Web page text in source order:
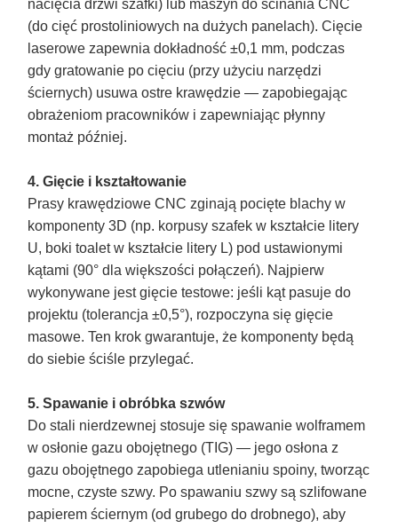
nacięcia drzwi szafki) lub maszyn do ścinania CNC
(do cięć prostoliniowych na dużych panelach). Cięcie
laserowe zapewnia dokładność ±0,1 mm, podczas
gdy gratowanie po cięciu (przy użyciu narzędzi
ściernych) usuwa ostre krawędzie — zapobiegając
obrażeniom pracowników i zapewniając płynny
montaż później.
4. Gięcie i kształtowanie
Prasy krawędziowe CNC zginają pocięte blachy w
komponenty 3D (np. korpusy szafek w kształcie litery
U, boki toalet w kształcie litery L) pod ustawionymi
kątami (90° dla większości połączeń). Najpierw
wykonywane jest gięcie testowe: jeśli kąt pasuje do
projektu (tolerancja ±0,5°), rozpoczyna się gięcie
masowe. Ten krok gwarantuje, że komponenty będą
do siebie ściśle przylegać.
5. Spawanie i obróbka szwów
Do stali nierdzewnej stosuje się spawanie wolframem
w osłonie gazu obojętnego (TIG) — jego osłona z
gazu obojętnego zapobiega utlenianiu spoiny, tworząc
mocne, czyste szwy. Po spawaniu szwy są szlifowane
papierem ściernym (od grubego do drobnego), aby